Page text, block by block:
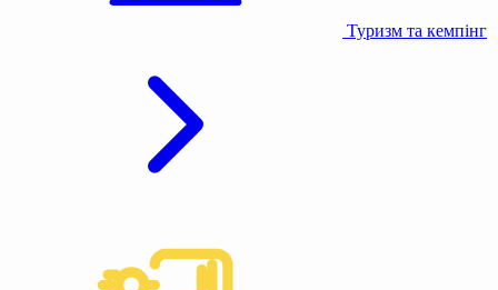
Туризм та кемпінг